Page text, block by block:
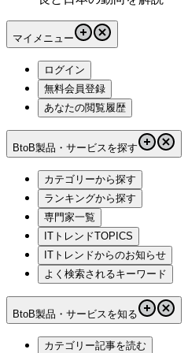
マイメニュー
ログイン
無料会員登録
あなたの閲覧履歴
BtoB製品・サービスを探す
カテゴリーから探す
ランキングから探す
専門家一覧
ITトレンドTOPICS
ITトレンドからのお知らせ
よく検索されるキーワード
BtoB製品・サービスを知る
カテゴリー記事を読む